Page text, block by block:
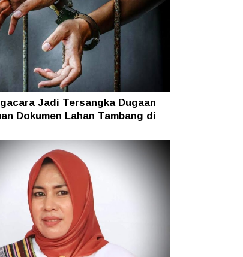
Jadi Tersangka Dugaan
Dokumen Lahan Tambang di